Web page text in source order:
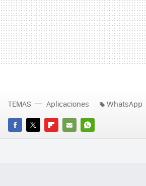
FACEBOOK
TWITTERFLIPBOARD
E-
WHATSAPP
TEMAS Aplicaciones WhatsApp